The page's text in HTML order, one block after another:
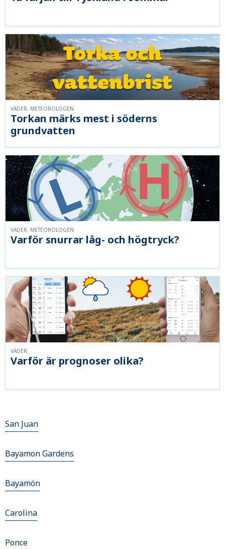
Torkan märks mest i söderns
grundvatten
VÄDER, METEOROLOGEN
Varför snurrar låg- och högtryck?
VÄDER, METEOROLOGEN
Varför är prognoser olika?
VÄDER
San Juan
Bayamon Gardens
Bayamón
Carolina
Ponce